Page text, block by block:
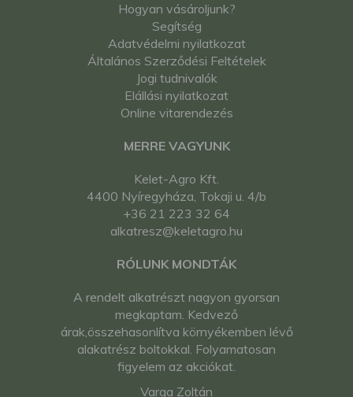
Hogyan vásároljunk?
Segítség
Adatvédelmi nyilatkozat
Általános Szerződési Feltételek
Jogi tudnivalók
Elállási nyilatkozat
Online vitarendezés
MERRE VAGYUNK
Kelet-Agro Kft.
4400 Nyíregyháza, Tokaji u. 4/b
+36 21 223 32 64
alkatresz@keletagro.hu
RÓLUNK MONDTÁK
A rendelt alkatrészt nagyon gyorsan
megkaptam. Kedvező
árak,összehasonlítva környékemben lévő
alakatrész boltokkal. Folyamatosan
figyelem az akciókat.
Varga Zoltán